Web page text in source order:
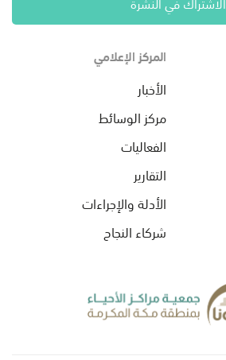
المركز الإعلامي
الأخبار
مركز الوسائط
الفعاليات
التقارير
الأدلة والإجراءات
شركاء النجاح